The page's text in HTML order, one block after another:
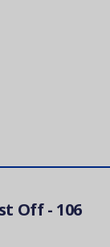
Off - 106